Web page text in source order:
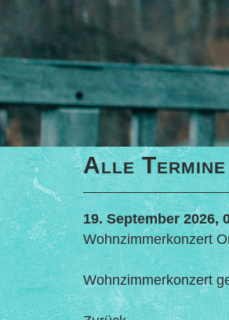
Alle Termine
19. September 2026,
Wohnzimmerkonzert
Wohnzimmerkonzert